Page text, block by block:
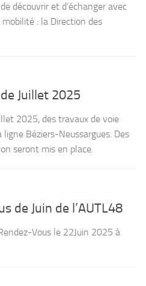
découvrir et d’échanger avec
mobilité : la Direction des
Juillet 2025
2025, des travaux de voie
Béziers-Neussargues. Des
seront mis en place.
de Juin de l’AUTL48
Vous le 22Juin 2025 à